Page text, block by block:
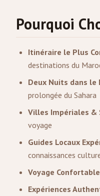
Pourquoi
Itinéraire le Plus
destinations du
Deux Nuits dans le
prolongée du Sahara
Villes Impériales &
voyage
Guides Locaux
connaissances
Voyage Confortable
Expériences